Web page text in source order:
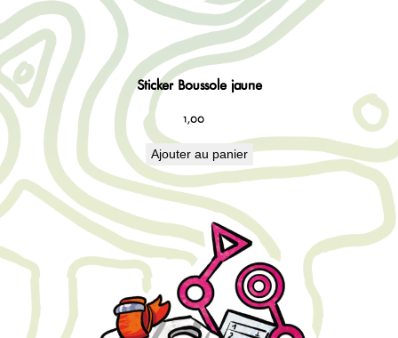
Sticker Boussole jaune
1,00
Ajouter au panier